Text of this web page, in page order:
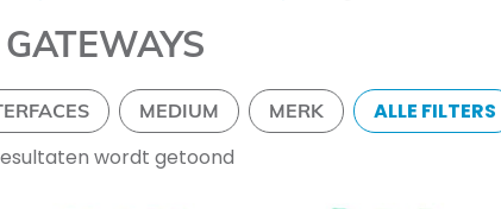
MEDIUM MERK
ALLE FILTERS
wordt getoond